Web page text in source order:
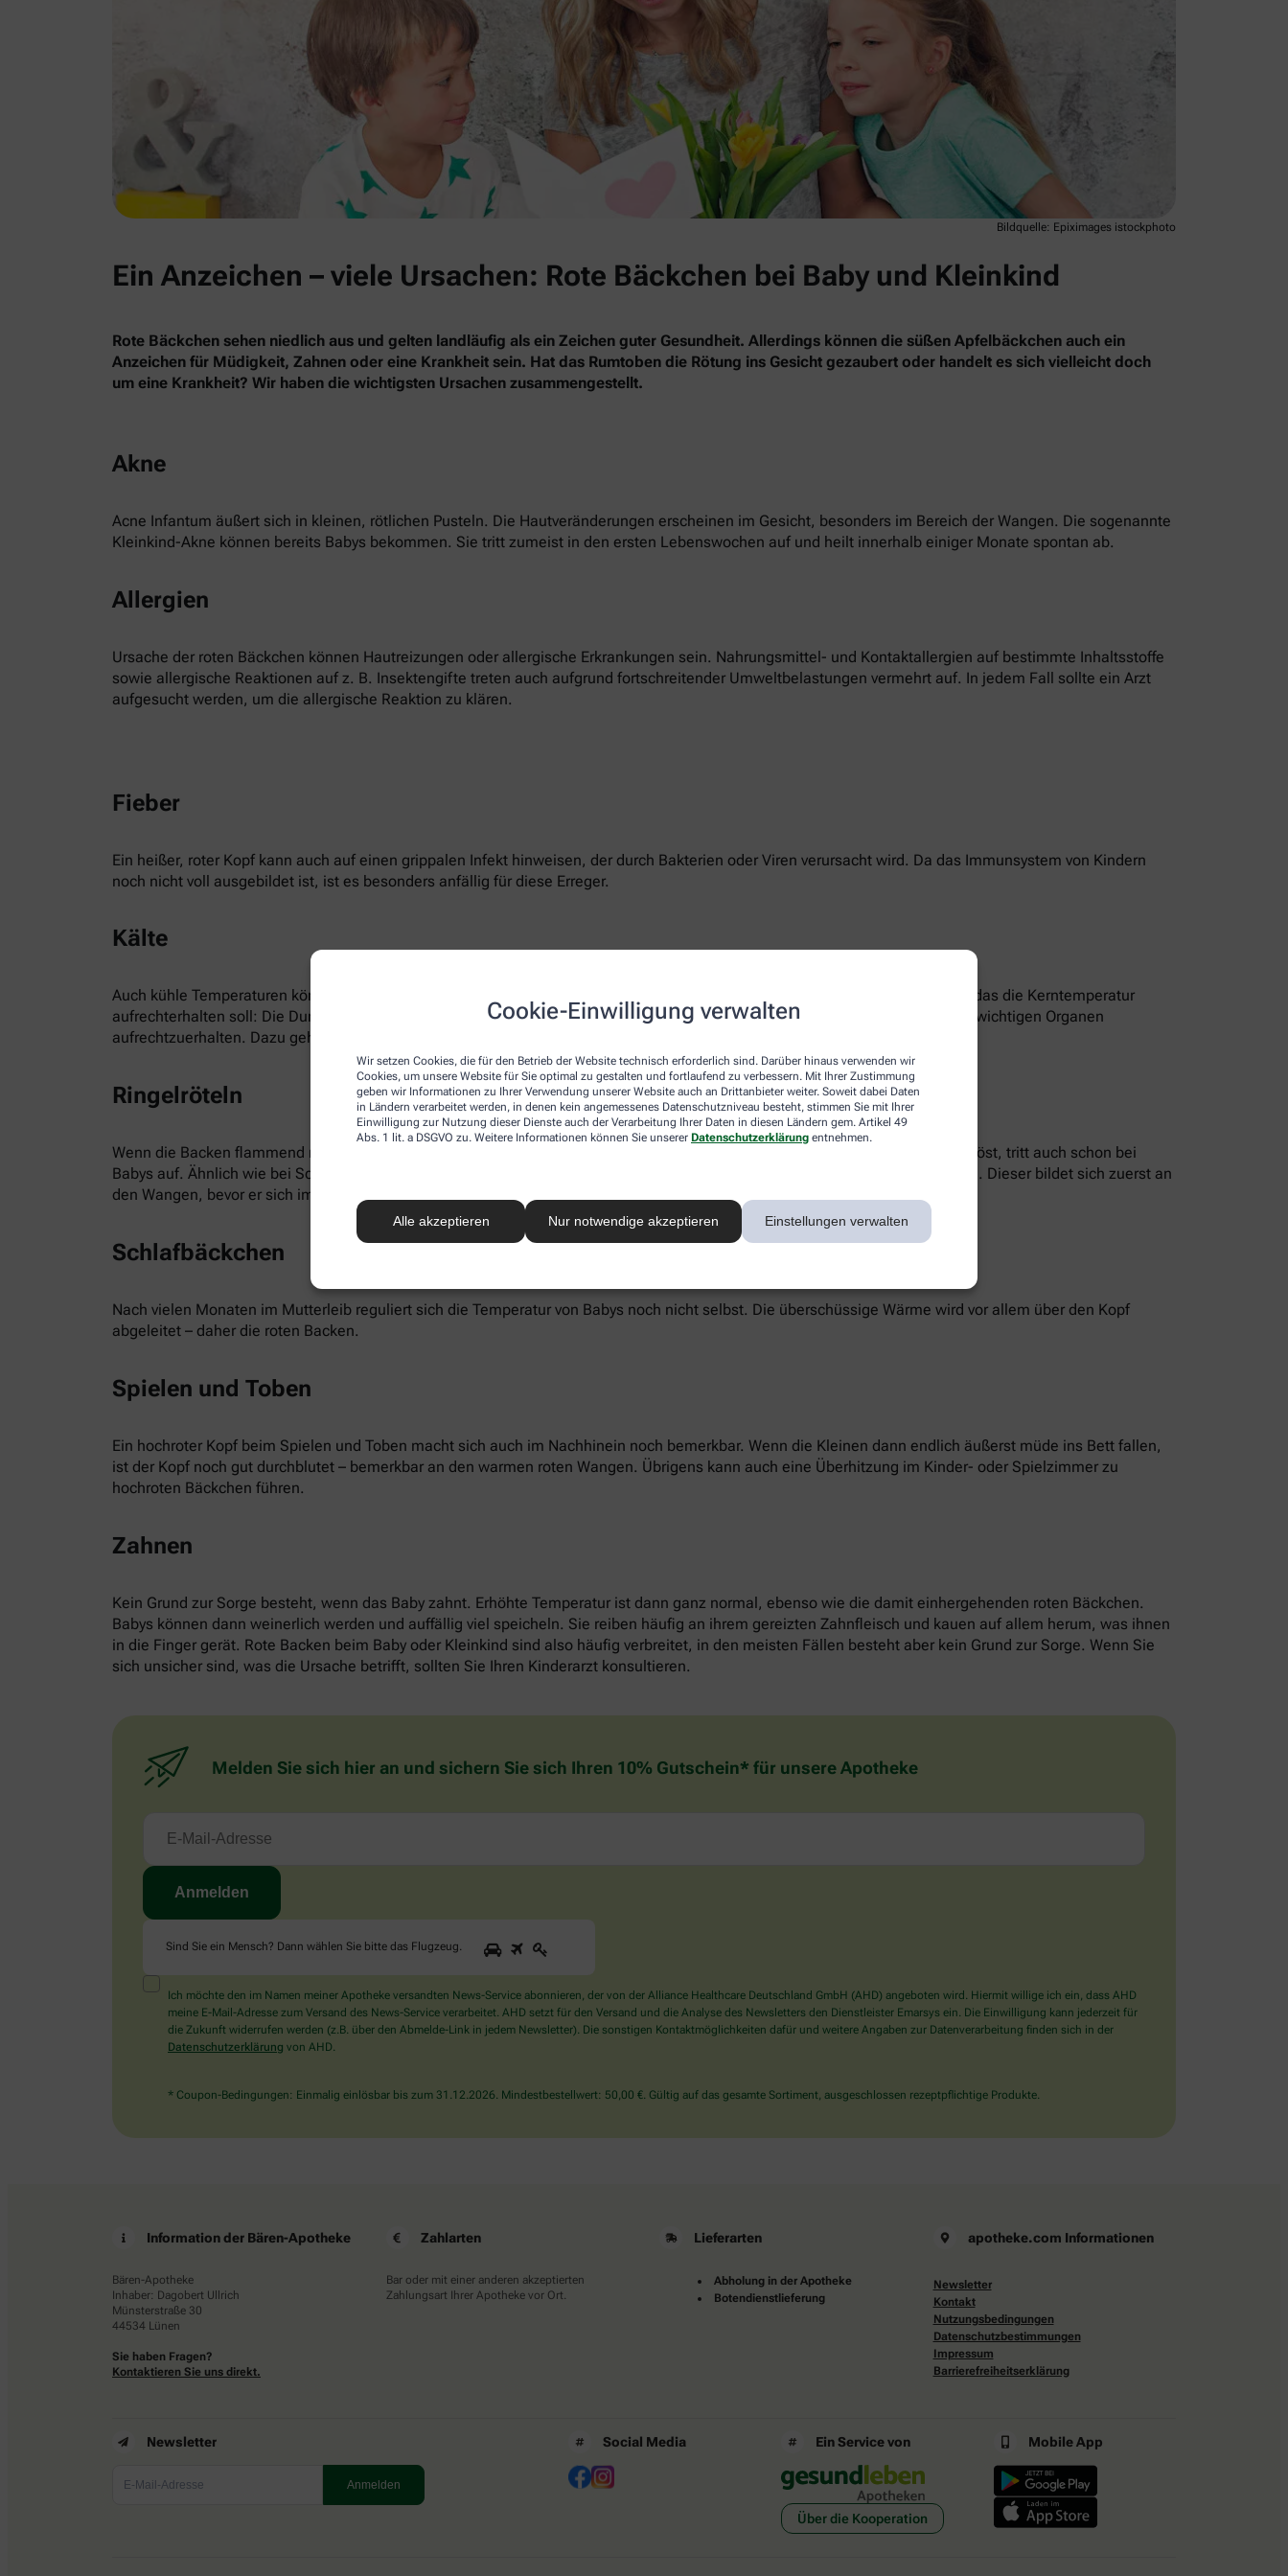
Cookie-Einwilligung verwalten
Wir setzen Cookies, die für den Betrieb der Website technisch erforderlich sind. Darüber hinaus verwenden wir
Cookies, um unsere Website für Sie optimal zu gestalten und fortlaufend zu verbessern. Mit Ihrer Zustimmung
geben wir Informationen zu Ihrer Verwendung unserer Website auch an Drittanbieter weiter. Soweit dabei Daten
in Ländern verarbeitet werden, in denen kein angemessenes Datenschutzniveau besteht, stimmen Sie mit Ihrer
Einwilligung zur Nutzung dieser Dienste auch der Verarbeitung Ihrer Daten in diesen Ländern gem. Artikel 49
Abs. 1 lit. a DSGVO zu. Weitere Informationen können Sie unserer Datenschutzerklärung entnehmen.
Alle akzeptieren Nur notwendige akzeptieren Einstellungen verwalten
Bildquelle: Epiximages istockphoto
Ein Anzeichen – viele Ursachen: Rote Bäckchen bei Baby und Kleinkind
Rote Bäckchen sehen niedlich aus und gelten landläufig als ein Zeichen guter Gesundheit. Allerdings können die süßen Apfelbäckchen auch ein
Anzeichen für Müdigkeit, Zahnen oder eine Krankheit sein. Hat das Rumtoben die Rötung ins Gesicht gezaubert oder handelt es sich vielleicht doch
um eine Krankheit? Wir haben die wichtigsten Ursachen zusammengestellt.
Akne
Acne Infantum äußert sich in kleinen, rötlichen Pusteln. Die Hautveränderungen erscheinen im Gesicht, besonders im Bereich der Wangen. Die sogenannte
Kleinkind-Akne können bereits Babys bekommen. Sie tritt zumeist in den ersten Lebenswochen auf und heilt innerhalb einiger Monate spontan ab.
Allergien
Ursache der roten Bäckchen können Hautreizungen oder allergische Erkrankungen sein. Nahrungsmittel- und Kontaktallergien auf bestimmte Inhaltsstoffe
sowie allergische Reaktionen auf z. B. Insektengifte treten auch aufgrund fortschreitender Umweltbelastungen vermehrt auf. In jedem Fall sollte ein Arzt
aufgesucht werden, um die allergische Reaktion zu klären.
Fieber
Ein heißer, roter Kopf kann auch auf einen grippalen Infekt hinweisen, der durch Bakterien oder Viren verursacht wird. Da das Immunsystem von Kindern
noch nicht voll ausgebildet ist, ist es besonders anfällig für diese Erreger.
Kälte
Auch kühle Temperaturen können für rote Bäckchen verantwortlich sein. Der Körper reagiert dann sofort mit einem Programm, das die Kerntemperatur
aufrechterhalten soll: Die Durchblutung wird in Extremitäten wie den Händen gedrosselt, um sie in Körperteilen mit überlebenswichtigen Organen
aufrechtzuerhalten. Dazu gehören neben dem Torso mit Lunge, Leber, Herz und Nieren auch der Kopf mit dem Gehirn.
Ringelröteln
Wenn die Backen flammend rot sind, kann es sich um Ringelröteln handeln. Der hoch ansteckende Virus, der die Infektion auslöst, tritt auch schon bei
Babys auf. Ähnlich wie bei Scharlach, Masern, Röteln oder dem Dreitagefieber erscheinen Ringelröteln als roter Hautausschlag. Dieser bildet sich zuerst an
den Wangen, bevor er sich im gesamten Gesicht ausbreitet.
Schlafbäckchen
Nach vielen Monaten im Mutterleib reguliert sich die Temperatur von Babys noch nicht selbst. Die überschüssige Wärme wird vor allem über den Kopf
abgeleitet – daher die roten Backen.
Spielen und Toben
Ein hochroter Kopf beim Spielen und Toben macht sich auch im Nachhinein noch bemerkbar. Wenn die Kleinen dann endlich äußerst müde ins Bett fallen,
ist der Kopf noch gut durchblutet – bemerkbar an den warmen roten Wangen. Übrigens kann auch eine Überhitzung im Kinder- oder Spielzimmer zu
hochroten Bäckchen führen.
Zahnen
Kein Grund zur Sorge besteht, wenn das Baby zahnt. Erhöhte Temperatur ist dann ganz normal, ebenso wie die damit einhergehenden roten Bäckchen.
Babys können dann weinerlich werden und auffällig viel speicheln. Sie reiben häufig an ihrem gereizten Zahnfleisch und kauen auf allem herum, was ihnen
in die Finger gerät. Rote Backen beim Baby oder Kleinkind sind also häufig verbreitet, in den meisten Fällen besteht aber kein Grund zur Sorge. Wenn Sie
sich unsicher sind, was die Ursache betrifft, sollten Sie Ihren Kinderarzt konsultieren.
Melden Sie sich hier an und sichern Sie sich Ihren 10% Gutschein* für unsere Apotheke
Sind Sie ein Mensch? Dann wählen Sie bitte das Flugzeug
Sie
Mensch?
Dann
wählen
Flugzeug.
1 2
Ich möchte den im Namen meiner Apotheke versandten News-Service abonnieren, der von der Alliance Healthcare Deutschland GmbH (AHD) angeboten wird. Hiermit willige ich ein, dass AHD
meine E-Mail-Adresse zum Versand des News-Service verarbeitet. AHD setzt für den Versand und die Analyse des Newsletters den Dienstleister Emarsys ein. Die Einwilligung kann jederzeit für
die Zukunft widerrufen werden (z.B. über den Abmelde-Link in jedem Newsletter). Die sonstigen Kontaktmöglichkeiten dafür und weitere Angaben zur Datenverarbeitung finden sich in der
Datenschutzerklärung von AHD.
* Coupon-Bedingungen: Einmalig einlösbar bis zum 31.12.2026. Mindestbestellwert: 50,00 €. Gültig auf das gesamte Sortiment, ausgeschlossen rezeptpflichtige Produkte.
Information der Bären-Apotheke
Bären-Apotheke
Inhaber: Dagobert Ullrich
Münsterstraße 30
44534 Lünen
Sie haben Fragen?
Kontaktieren Sie uns direkt.
Zahlarten
Bar oder mit einer anderen akzeptierten
Zahlungsart Ihrer Apotheke vor Ort.
Lieferarten
Abholung in der Apotheke
Botendienstlieferung
apotheke.com Informationen
Newsletter
Kontakt
Nutzungsbedingungen
Datenschutzbestimmungen
Impressum
Barrierefreiheitserklärung
Newsletter Social Media Ein Service von
Über die Kooperation
Mobile App